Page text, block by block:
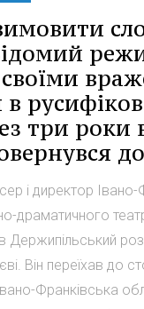
своїми
три роки
і директор
драматичного
Він переїхав до
Франківська